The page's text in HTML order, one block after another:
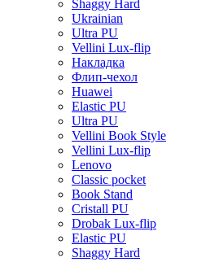
Shaggy Hard
Ukrainian
Ultra PU
Vellini Lux-flip
Накладка
Флип-чехол
Huawei
Elastic PU
Ultra PU
Vellini Book Style
Vellini Lux-flip
Lenovo
Classic pocket
Book Stand
Cristall PU
Drobak Lux-flip
Elastic PU
Shaggy Hard